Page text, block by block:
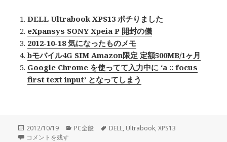
DELL Ultrabook XPS13 ポチりました
eXpansys SONY Xpeia P 開封の儀
2012-10-18 気になったものメモ
bモバイル4G SIM Amazon限定 定額500MB/1ヶ月
Google Chrome を使ってて入力中に ‘a :: focus
first text input’ となってしまう
投
稿
2012/10/19
カ
PC全般
タ
DELL, Ultrabook,XPS13
DELL XPS13 開封の儀 に
コメントを残す